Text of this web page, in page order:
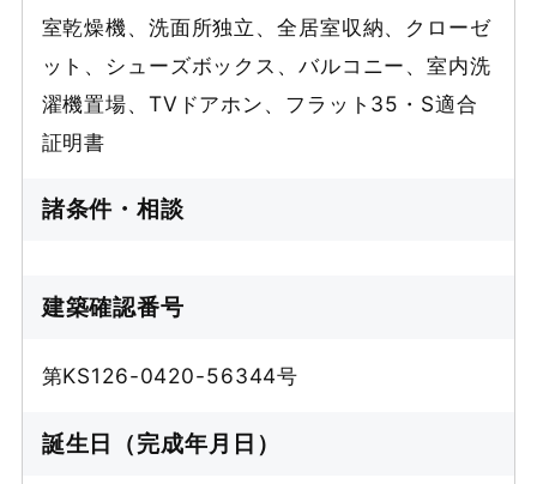
室乾燥機、洗面所独立、全居室収納、クローゼ
ット、シューズボックス、バルコニー、室内洗
濯機置場、TVドアホン、フラット35・S適合
証明書
諸条件・相談
建築確認番号
第KS126-0420-56344号
誕生日（完成年月日）